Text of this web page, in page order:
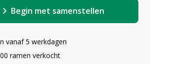
Begin met samenstellen
vanaf 5 werkdagen
ramen verkocht